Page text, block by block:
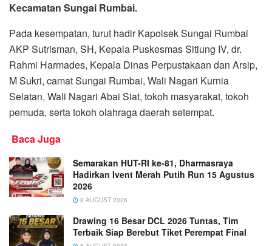
Kecamatan Sungai Rumbai.
Pada kesempatan, turut hadir Kapolsek Sungai Rumbai
AKP Sutrisman, SH, Kepala Puskesmas Sitiung IV, dr.
Rahmi Harmades, Kepala Dinas Perpustakaan dan Arsip,
M Sukri, camat Sungai Rumbai, Wali Nagari Kurnia
Selatan, Wali Nagari Abai Siat, tokoh masyarakat, tokoh
pemuda, serta tokoh olahraga daerah setempat.
Baca Juga
Semarakan HUT-RI ke-81, Dharmasraya
Hadirkan Ivent Merah Putih Run 15 Agustus
2026
8 AUGUST 2026
Drawing 16 Besar DCL 2026 Tuntas, Tim
Terbaik Siap Berebut Tiket Perempat Final